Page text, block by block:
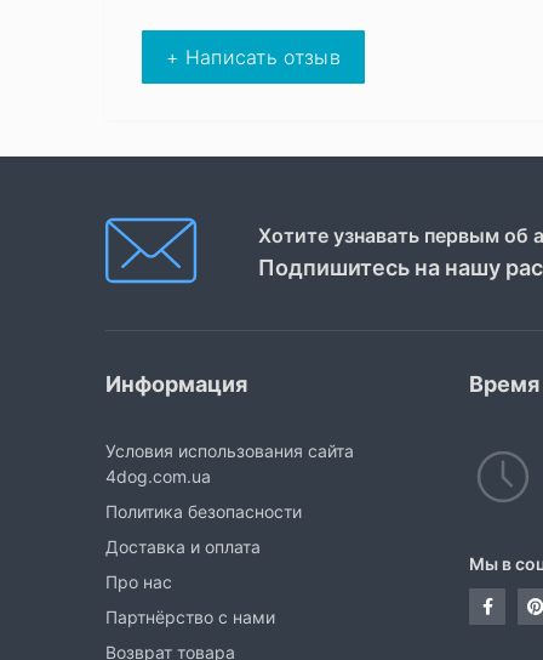
+ Написать отзыв
Хотите узнавать первым об
Подпишитесь на нашу
Информация
Условия использования сайта
4dog.com.ua
Политика безопасности
Доставка и оплата
Про нас
Партнёрство с нами
Возврат товара
Мы в